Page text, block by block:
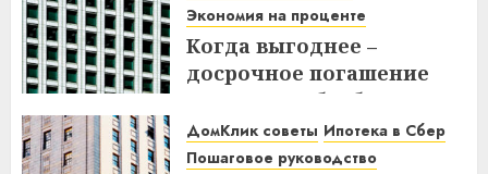
Экономия на проценте
Когда выгоднее –
досрочное погашение
ипотеки в Сбербанке до
или после дня списания?
Узнайте все нюансы!
ДомКлик советы Ипотека в Сбер
Пошаговое руководство